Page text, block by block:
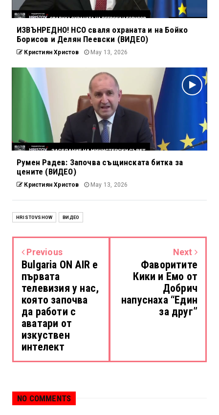
ИЗВЪНРЕДНО! НСО сваля охраната и на Бойко
Борисов и Делян Пеевски (ВИДЕО)
Кристиян Христов May 13, 2026
Румен Радев: Започва същинската битка за
цените (ВИДЕО)
Кристиян Христов May 13, 2026
HRISTOVSHOW ВИДЕО
Previous
Bulgaria ON AIR е
първата
телевизия у нас,
която започва
да работи с
аватари от
изкуствен
интелект
Next
Фаворитите
Кики и Емо от
Добрич
напуснаха “Един
за друг”
NO COMMENTS